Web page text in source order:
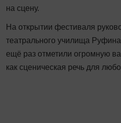
на сцену.
На открытии фестиваля
театрального училища
ещё раз отметили огромную
как сценическая речь для